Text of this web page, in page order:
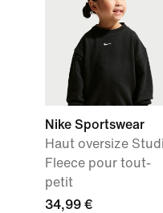
Nike Sportswear
Haut oversize
Fleece pour tout-
petit
34,99 €